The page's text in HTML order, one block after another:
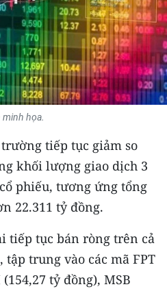
XÃ
minh họa.
tiếp tục giảm so
khối lượng giao dịch 3
phiếu, tương ứng tổng
22.311 tỷ đồng.
tiếp tục bán ròng trên cả
tập trung vào các mã FPT
tỷ đồng), MSB